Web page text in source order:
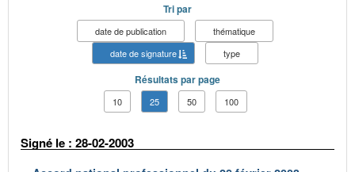
Tri par
date de publication
thématique
date de signature
type
Résultats par page
10 25 50 100
Signé le : 28-02-2003